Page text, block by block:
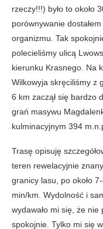
rzeczy!!!) było to około
porównywanie
organizmu. Tak
polecieliśmy ulicą
kierunku Krasnego. Na
Wilkowyja skręciliśmy z
6 km zaczął się bardzo
grań masywu
kulminacyjnym 394
Trasę opisuję
teren rewelacyjnie
granicy lasu, po około
min/km. Wydolność i
wydawało mi się, że
spokojnie. Tylko mi się